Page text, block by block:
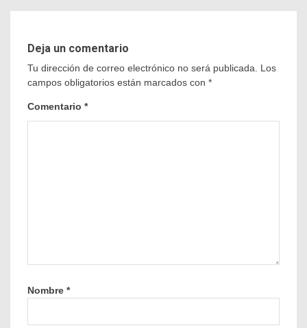
Deja un comentario
Tu dirección de correo electrónico no será publicada.
Los
campos obligatorios están marcados con *
Comentario *
Nombre *